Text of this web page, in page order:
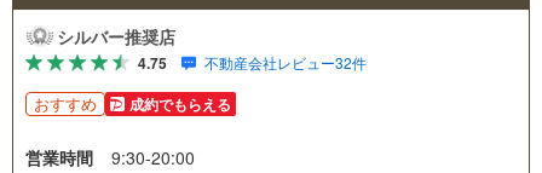
シルバー推奨店
4.75 不動産会社レビュー32件
おすすめ 成約でもらえる
営業時間
9:30-20:00